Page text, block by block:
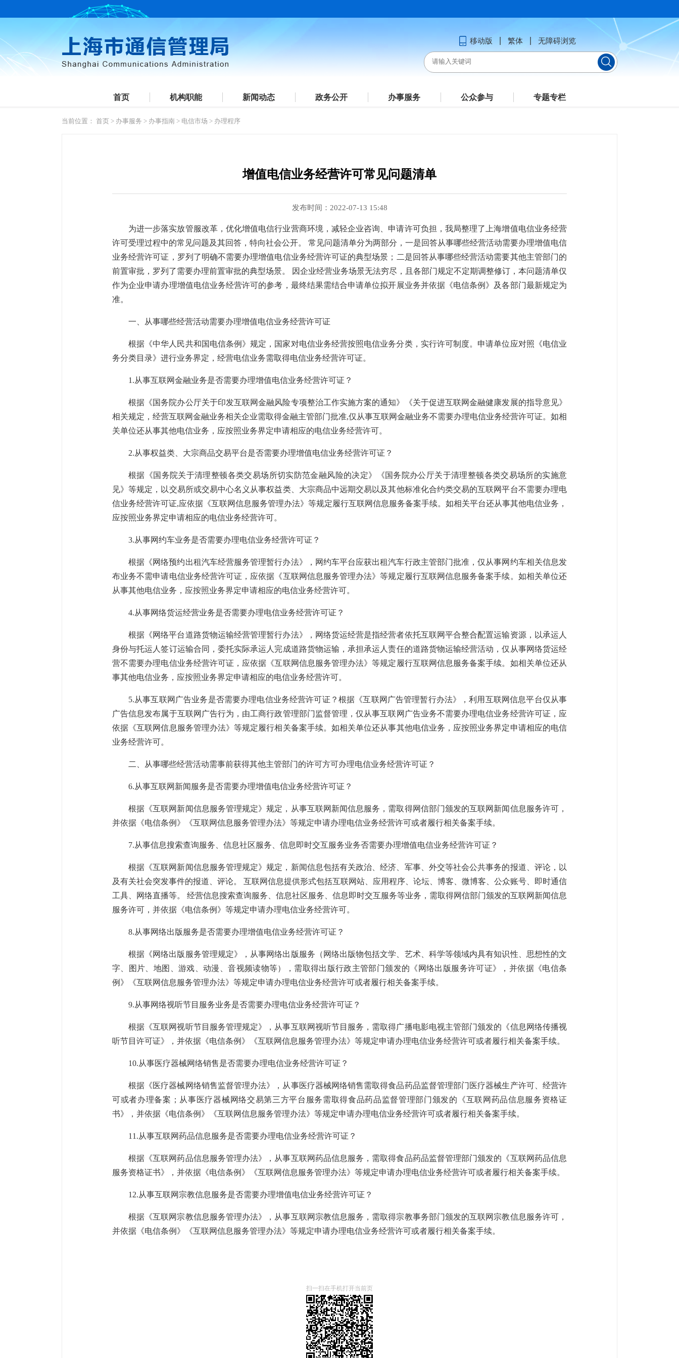
移动版 繁体 无障碍浏览
首页 机构职能 新闻动态 政务公开 办事服务 公众参与 专题专栏
当前位置： 首页 > 办事服务 > 办事指南 > 电信市场 > 办理程序
增值电信业务经营许可常见问题清单
发布时间：2022-07-13 15:48
为进一步落实放管服改革，优化增值电信行业营商环境，减轻企业咨询、申请许可负担，我局整理了上海增值电信业务经营
许可受理过程中的常见问题及其回答，特向社会公开。 常见问题清单分为两部分，一是回答从事哪些经营活动需要办理增值电信
业务经营许可证，罗列了明确不需要办理增值电信业务经营许可证的典型场景；二是回答从事哪些经营活动需要其他主管部门的
前置审批，罗列了需要办理前置审批的典型场景。 因企业经营业务场景无法穷尽，且各部门规定不定期调整修订，本问题清单仅
作为企业申请办理增值电信业务经营许可的参考，最终结果需结合申请单位拟开展业务并依据《电信条例》及各部门最新规定为
准。
一、从事哪些经营活动需要办理增值电信业务经营许可证
根据《中华人民共和国电信条例》规定，国家对电信业务经营按照电信业务分类，实行许可制度。申请单位应对照《电信业
务分类目录》进行业务界定，经营电信业务需取得电信业务经营许可证。
1.从事互联网金融业务是否需要办理增值电信业务经营许可证？
根据《国务院办公厅关于印发互联网金融风险专项整治工作实施方案的通知》《关于促进互联网金融健康发展的指导意见》
相关规定，经营互联网金融业务相关企业需取得金融主管部门批准,仅从事互联网金融业务不需要办理电信业务经营许可证。如相
关单位还从事其他电信业务，应按照业务界定申请相应的电信业务经营许可。
2.从事权益类、大宗商品交易平台是否需要办理增值电信业务经营许可证？
根据《国务院关于清理整顿各类交易场所切实防范金融风险的决定》《国务院办公厅关于清理整顿各类交易场所的实施意
见》等规定，以交易所或交易中心名义从事权益类、大宗商品中远期交易以及其他标准化合约类交易的互联网平台不需要办理电
信业务经营许可证,应依据《互联网信息服务管理办法》等规定履行互联网信息服务备案手续。如相关平台还从事其他电信业务，
应按照业务界定申请相应的电信业务经营许可。
3.从事网约车业务是否需要办理电信业务经营许可证？
根据《网络预约出租汽车经营服务管理暂行办法》，网约车平台应获出租汽车行政主管部门批准，仅从事网约车相关信息发
布业务不需申请电信业务经营许可证，应依据《互联网信息服务管理办法》等规定履行互联网信息服务备案手续。如相关单位还
从事其他电信业务，应按照业务界定申请相应的电信业务经营许可。
4.从事网络货运经营业务是否需要办理电信业务经营许可证？
根据《网络平台道路货物运输经营管理暂行办法》，网络货运经营是指经营者依托互联网平合整合配置运输资源，以承运人
身份与托运人签订运输合同，委托实际承运人完成道路货物运输，承担承运人责任的道路货物运输经营活动，仅从事网络货运经
营不需要办理电信业务经营许可证，应依据《互联网信息服务管理办法》等规定履行互联网信息服务备案手续。如相关单位还从
事其他电信业务，应按照业务界定申请相应的电信业务经营许可。
5.从事互联网广告业务是否需要办理电信业务经营许可证？根据《互联网广告管理暂行办法》，利用互联网信息平台仅从事
广告信息发布属于互联网广告行为，由工商行政管理部门监督管理，仅从事互联网广告业务不需要办理电信业务经营许可证，应
依据《互联网信息服务管理办法》等规定履行相关备案手续。如相关单位还从事其他电信业务，应按照业务界定申请相应的电信
业务经营许可。
二、从事哪些经营活动需事前获得其他主管部门的许可方可办理电信业务经营许可证？
6.从事互联网新闻服务是否需要办理增值电信业务经营许可证？
根据《互联网新闻信息服务管理规定》规定，从事互联网新闻信息服务，需取得网信部门颁发的互联网新闻信息服务许可，
并依据《电信条例》《互联网信息服务管理办法》等规定申请办理电信业务经营许可或者履行相关备案手续。
7.从事信息搜索查询服务、信息社区服务、信息即时交互服务业务否需要办理增值电信业务经营许可证？
根据《互联网新闻信息服务管理规定》规定，新闻信息包括有关政治、经济、军事、外交等社会公共事务的报道、评论，以
及有关社会突发事件的报道、评论。 互联网信息提供形式包括互联网站、应用程序、论坛、博客、微博客、公众账号、即时通信
工具、网络直播等。 经营信息搜索查询服务、信息社区服务、信息即时交互服务等业务，需取得网信部门颁发的互联网新闻信息
服务许可，并依据《电信条例》等规定申请办理电信业务经营许可。
8.从事网络出版服务是否需要办理增值电信业务经营许可证？
根据《网络出版服务管理规定》，从事网络出版服务（网络出版物包括文学、艺术、科学等领域内具有知识性、思想性的文
字、图片、地图、游戏、动漫、音视频读物等），需取得出版行政主管部门颁发的《网络出版服务许可证》，并依据《电信条
例》《互联网信息服务管理办法》等规定申请办理电信业务经营许可或者履行相关备案手续。
9.从事网络视听节目服务业务是否需要办理电信业务经营许可证？
根据《互联网视听节目服务管理规定》，从事互联网视听节目服务，需取得广播电影电视主管部门颁发的《信息网络传播视
听节目许可证》，并依据《电信条例》《互联网信息服务管理办法》等规定申请办理电信业务经营许可或者履行相关备案手续。
10.从事医疗器械网络销售是否需要办理电信业务经营许可证？
根据《医疗器械网络销售监督管理办法》，从事医疗器械网络销售需取得食品药品监督管理部门医疗器械生产许可、经营许
可或者办理备案；从事医疗器械网络交易第三方平台服务需取得食品药品监督管理部门颁发的《互联网药品信息服务资格证
书》，并依据《电信条例》《互联网信息服务管理办法》等规定申请办理电信业务经营许可或者履行相关备案手续。
11.从事互联网药品信息服务是否需要办理电信业务经营许可证？
根据《互联网药品信息服务管理办法》，从事互联网药品信息服务，需取得食品药品监督管理部门颁发的《互联网药品信息
服务资格证书》，并依据《电信条例》《互联网信息服务管理办法》等规定申请办理电信业务经营许可或者履行相关备案手续。
12.从事互联网宗教信息服务是否需要办理增值电信业务经营许可证？
根据《互联网宗教信息服务管理办法》，从事互联网宗教信息服务，需取得宗教事务部门颁发的互联网宗教信息服务许可，
并依据《电信条例》《互联网信息服务管理办法》等规定申请办理电信业务经营许可或者履行相关备案手续。
扫一扫在手机打开当前页